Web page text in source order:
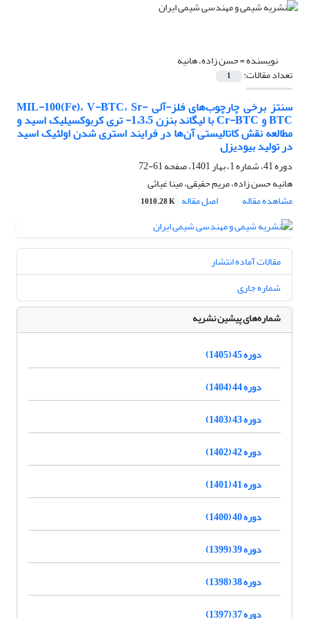
نویسنده =حسن زاده، هانیه
تعداد مقالات: 1
سنتز برخی چارچوب‌های فلز-آلی MIL-100(Fe)، V-BTC، Sr-
BTC و Cr-BTC با لیگاند بنزن 1،3،5- تری کربوکسیلیک اسید و
مطالعه نقش کاتالیستی آن‌ها در فرایند استری شدن اولئیک اسید
در تولید بیودیزل
دوره 41، شماره 1، بهار 1401، صفحه
61-72
هانیه حسن زاده، مریم حقیقی، مینا غیاثی
مشاهده مقاله
اصل مقاله 1010.28 K
مقالات آماده انتشار
شماره جاری
شماره‌های پیشین نشریه
دوره 45 (1405)
دوره 44 (1404)
دوره 43 (1403)
دوره 42 (1402)
دوره 41 (1401)
دوره 40 (1400)
دوره 39 (1399)
دوره 38 (1398)
دوره 37 (1397)